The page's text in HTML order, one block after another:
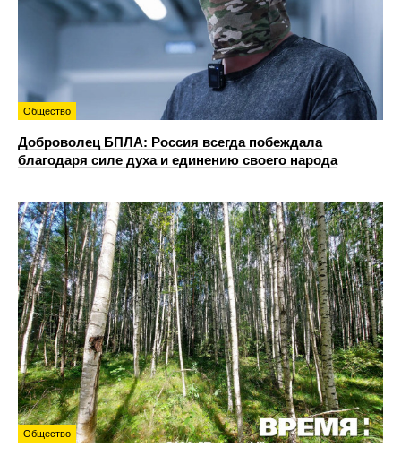
Общество
Доброволец БПЛА: Россия всегда побеждала
благодаря силе духа и единению своего народа
Общество